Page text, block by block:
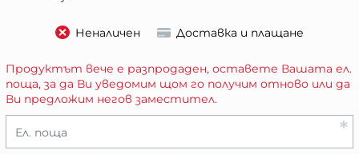
Неналичен Доставка и плащане
Продуктът вече е разпродаден, оставете Вашата ел.
поща, за да Ви уведомим щом го получим отново или да
Ви предложим негов заместител.
Ел. поща